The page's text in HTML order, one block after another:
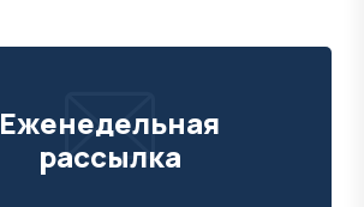
Еженедельная
рассылка